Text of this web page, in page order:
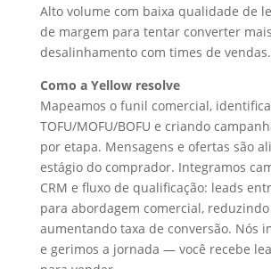
Alto volume com baixa qualidade de
de margem para tentar converter
desalinhamento com times de vendas.
Como a Yellow resolve
Mapeamos o funil comercial,
TOFU/MOFU/BOFU e criando
por etapa. Mensagens e ofertas são
estágio do comprador. Integramos
CRM e fluxo de qualificação: leads
para abordagem comercial,
aumentando taxa de conversão. Nós
e gerimos a jornada — você recebe